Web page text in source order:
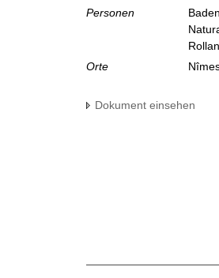
Personen
Orte
Dokument einsehen